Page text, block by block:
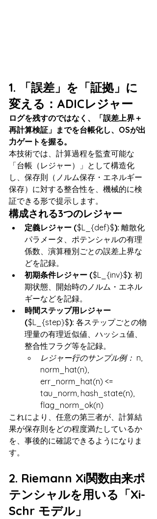
1. 「誤差」を「証拠」に
変える：ADICレジャー
ログを残すのではなく、「誤差上界＋
再計算検証」までを台帳化し、OSが出
力ゲートを握る。
本技術では、計算過程を監査可能な
「台帳（レジャー）」として構造化
し、保存則（ノルム保存・エネルギー
保存）に対する整合性を、機械的に検
証できる形で提示します。
構成される3つのレジャー
定義レジャー ($L_{def}$): 離散化
パラメータ、ポテンシャルの有理
係数、演算種別ごとの誤差上界な
どを記録。
初期条件レジャー ($L_{inv}$): 初
期状態、開始時のノルム・エネル
ギーなどを記録。
時間ステップ用レジャー
($L_{step}$): 各ステップごとの物
理量の有理近似値、ハッシュ値、
整合性フラグ等を記録。
レジャー行のサンプル例： n,
norm_hat(n),
err_norm_hat(n) <=
tau_norm, hash_state(n),
flag_norm_ok(n)
これにより、任意の第三者が、計算結
果が保存則をどの程度満たしているか
を、事後的に確認できるようになりま
す。
2. Riemann Xi関数由来ポ
テンシャルを用いる「Xi-
Schr モデル」